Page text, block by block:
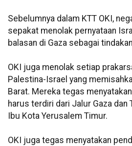
Sebelumnya dalam KTT OKI,
sepakat menolak pernyataan
balasan di Gaza sebagai
OKI juga menolak setiap
Palestina-Israel yang
Barat. Mereka tegas
harus terdiri dari Jalur Gaza dan
Ibu Kota Yerusalem Timur.
OKI juga tegas menyatakan